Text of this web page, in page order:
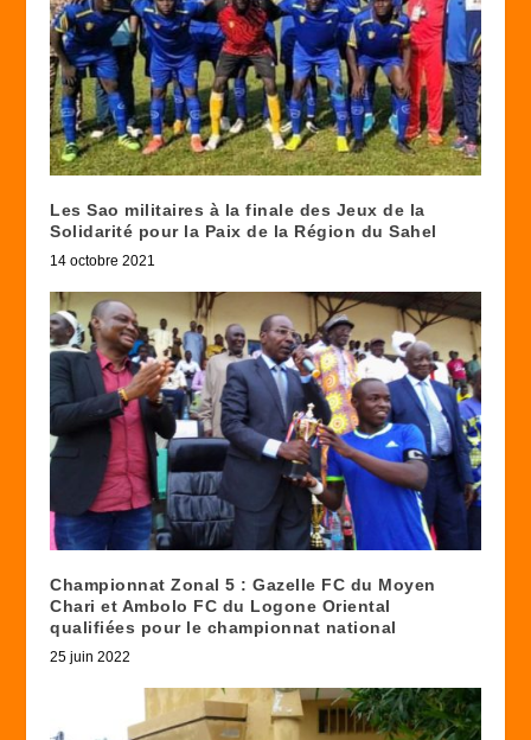
Les Sao militaires à la finale des Jeux de la
Solidarité pour la Paix de la Région du Sahel
14 octobre 2021
Championnat Zonal 5 : Gazelle FC du Moyen
Chari et Ambolo FC du Logone Oriental
qualifiées pour le championnat national
25 juin 2022